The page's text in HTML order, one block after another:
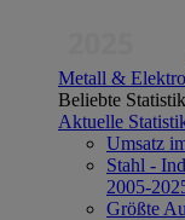
Metall &
Beliebte
Aktuelle
Umsatz
Stahl -
2005-
Größte